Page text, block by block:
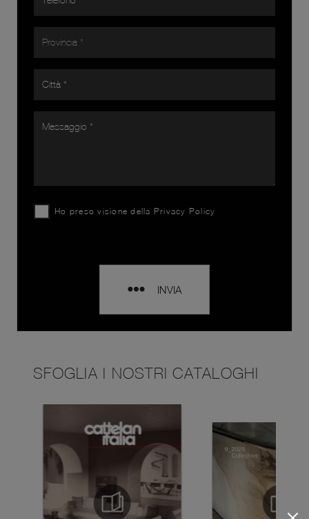
Ho preso visione della Privacy Policy
INVIA
SFOGLIA I NOSTRI CATALOGHI